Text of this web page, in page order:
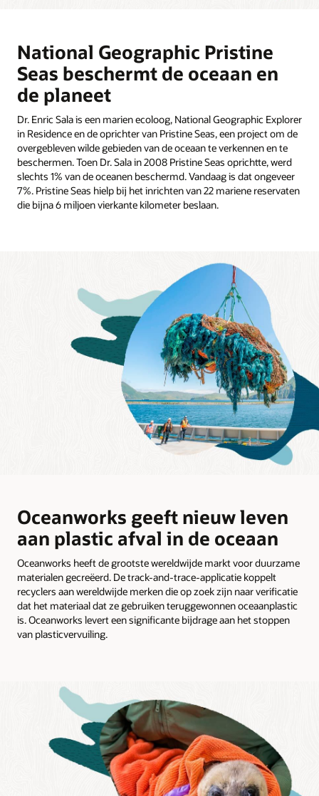
National Geographic Pristine
Seas beschermt de oceaan en
de planeet
Dr. Enric Sala is een marien ecoloog, National Geographic Explorer
in Residence en de oprichter van Pristine Seas, een project om de
overgebleven wilde gebieden van de oceaan te verkennen en te
beschermen. Toen Dr. Sala in 2008 Pristine Seas oprichtte, werd
slechts 1% van de oceanen beschermd. Vandaag is dat ongeveer
7%. Pristine Seas hielp bij het inrichten van 22 mariene reservaten
die bijna 6 miljoen vierkante kilometer beslaan.
Oceanworks geeft nieuw leven
aan plastic afval in de oceaan
Oceanworks heeft de grootste wereldwijde markt voor duurzame
materialen gecreëerd. De track-and-trace-applicatie koppelt
recyclers aan wereldwijde merken die op zoek zijn naar verificatie
dat het materiaal dat ze gebruiken teruggewonnen oceaanplastic
is. Oceanworks levert een significante bijdrage aan het stoppen
van plasticvervuiling.